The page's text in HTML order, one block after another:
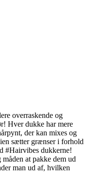
overraskende og
Hver dukke har mere
der kan mixes og
sætter grænser i forhold
#Hairvibes dukkerne!
at pakke dem ud
man ud af, hvilken